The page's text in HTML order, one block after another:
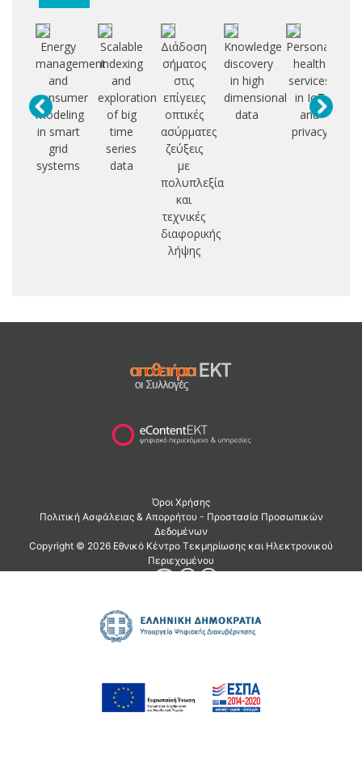
Energy
management
and
consumer
modeling
in smart
grid
systems
Scalable
indexing
and
exploration
of big
time
series
data
Διάδοση
σήματος
στις
επίγειες
οπτικές
ασύρματες
ζεύξεις
με
πολυπλεξία
και
τεχνικές
διαφορικής
λήψης
Knowledge
discovery
in high
dimensional
data
Personalized
health
services
in IoT
and
privacy